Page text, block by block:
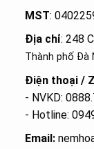
MST:
Địa chỉ: 248
Thành phố Đà
Điện thoại /
- NVKD:
- Hotline:
Email: